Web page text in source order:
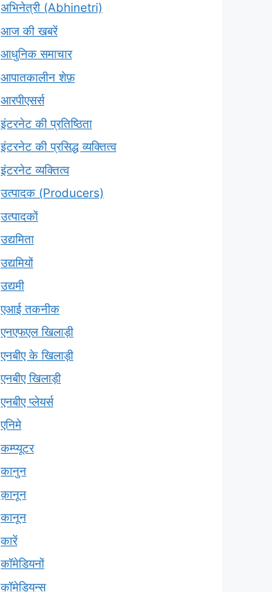
अभिनेत्री (Abhinetri)
आज की खबरें
आधुनिक समाचार
आपातकालीन शेफ़
आरपीएसर्स
इंटरनेट की प्रतिष्ठिता
इंटरनेट की प्रसिद्ध व्यक्तित्व
इंटरनेट व्यक्तित्व
उत्पादक (Producers)
उत्पादकों
उद्यमिता
उद्यमियों
उद्यमी
एआई तकनीक
एनएफएल खिलाड़ी
एनबीए के खिलाड़ी
एनबीए खिलाड़ी
एनबीए प्लेयर्स
एनिमे
कम्प्यूटर
कानुन
क़ानून
कानून
कारें
कॉमेडियनों
कॉमेडियन्स